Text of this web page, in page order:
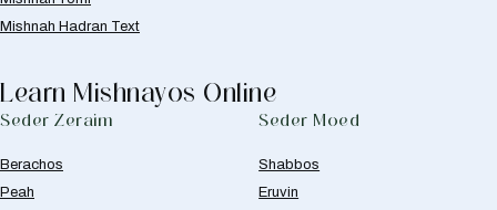
Mishnah Hadran Text
Learn Mishnayos Online
Seder Zeraim
Berachos
Peah
Seder Moed
Shabbos
Eruvin